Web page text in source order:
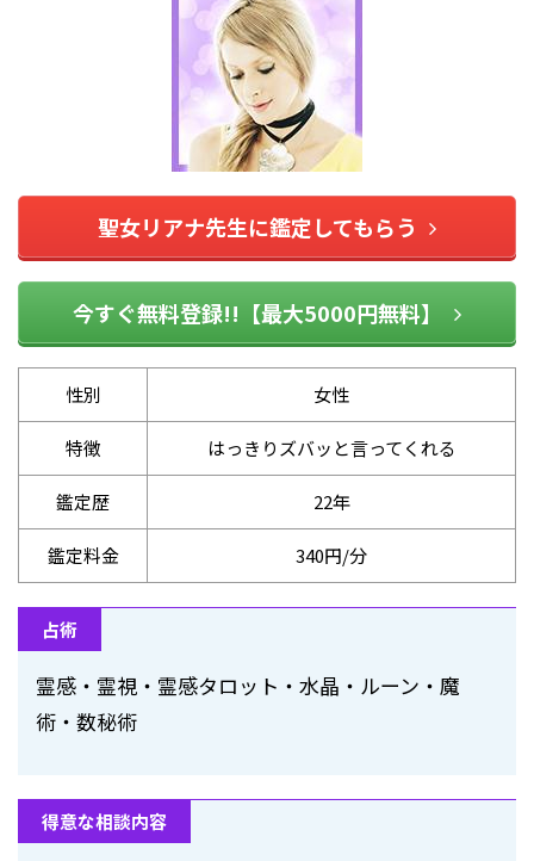
聖女リアナ先生に鑑定してもらう
今すぐ無料登録!!【最大5000円無料】
性別 女性
特徴 はっきりズバッと言ってくれる
鑑定歴 22年
鑑定料金 340円/分
占術
霊感・霊視・霊感タロット・水晶・ルーン・魔
術・数秘術
得意な相談内容